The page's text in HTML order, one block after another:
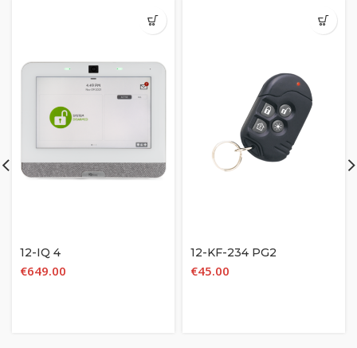
12-IQ 4
€649.00
12-KF-234 PG2
€45.00